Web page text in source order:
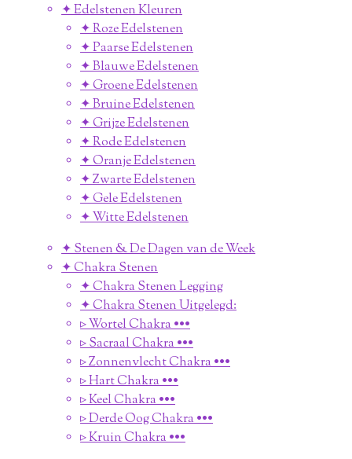
✦ Edelstenen Kleuren
✦ Roze Edelstenen
✦ Paarse Edelstenen
✦ Blauwe Edelstenen
✦ Groene Edelstenen
✦ Bruine Edelstenen
✦ Grijze Edelstenen
✦ Rode Edelstenen
✦ Oranje Edelstenen
✦ Zwarte Edelstenen
✦ Gele Edelstenen
✦ Witte Edelstenen
✦ Stenen & De Dagen van de Week
✦ Chakra Stenen
✦ Chakra Stenen Legging
✦ Chakra Stenen Uitgelegd:
▹ Wortel Chakra •••
▹ Sacraal Chakra •••
▹ Zonnenvlecht Chakra •••
▹ Hart Chakra •••
▹ Keel Chakra •••
▹ Derde Oog Chakra •••
▹ Kruin Chakra •••